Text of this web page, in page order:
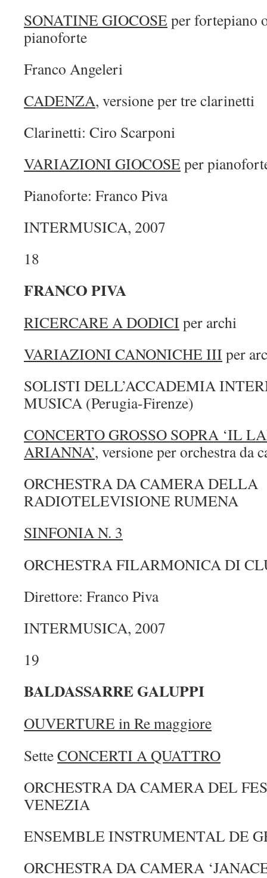
SONATINE GIOCOSE per fortepiano
pianoforte
Franco Angeleri
CADENZA, versione per tre clarinetti
Clarinetti: Ciro Scarponi
VARIAZIONI GIOCOSE per
Pianoforte: Franco Piva
INTERMUSICA, 2007
18
FRANCO PIVA
RICERCARE A DODICI per archi
VARIAZIONI CANONICHE III per
SOLISTI DELL’ACCADEMIA
MUSICA (Perugia-Firenze)
CONCERTO GROSSO SOPRA ‘IL
ARIANNA’, versione per orchestra da
ORCHESTRA DA CAMERA DELLA
RADIOTELEVISIONE RUMENA
SINFONIA N. 3
ORCHESTRA FILARMONICA DI
Direttore: Franco Piva
INTERMUSICA, 2007
19
BALDASSARRE GALUPPI
OUVERTURE in Re maggiore
SetteCONCERTI A QUATTRO
ORCHESTRA DA CAMERA DEL
VENEZIA
ENSEMBLE INSTRUMENTAL DE
ORCHESTRA DA CAMERA